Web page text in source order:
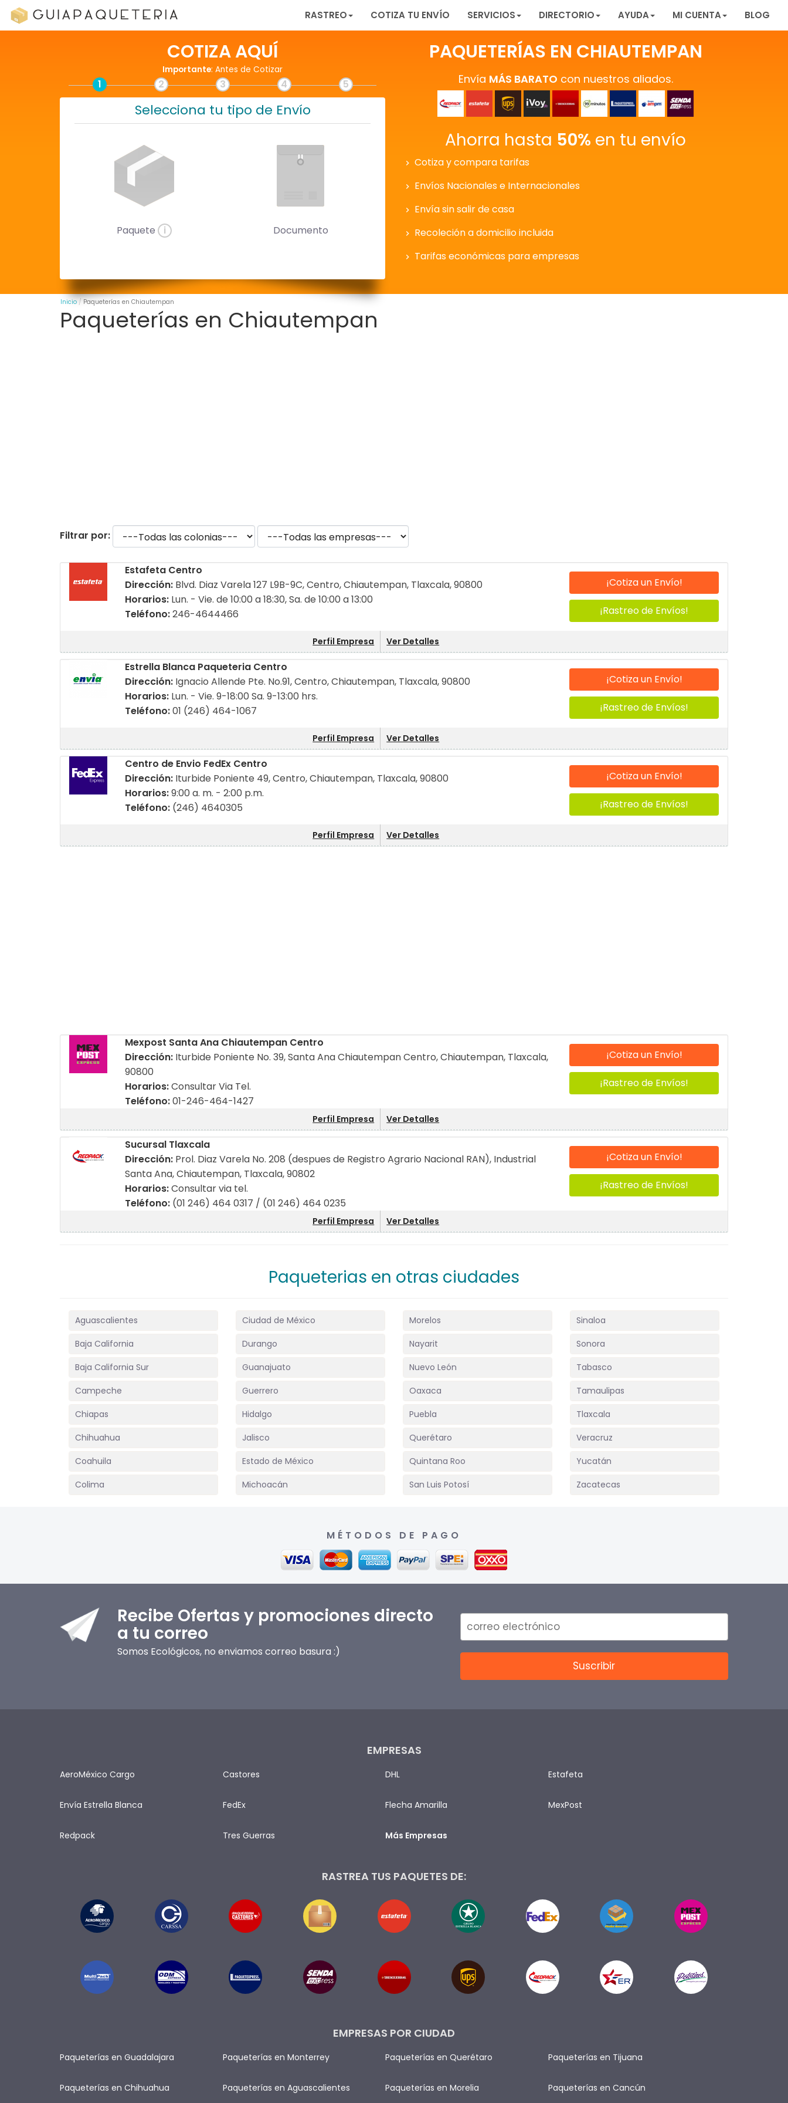
RASTREO COTIZA TU ENVÍO SERVICIOS DIRECTORIO AYUDA MI CUENTA BLOG
COTIZA AQUÍ
Importante: Antes de Cotizar
1 2 3 4 5
Selecciona tu tipo de Envío
Paquete i Documento
PAQUETERÍAS EN CHIAUTEMPAN
Envía MÁS BARATO con nuestros aliados.
Ahorra hasta 50% en tu envío
Cotiza y compara tarifas
Envíos Nacionales e Internacionales
Envía sin salir de casa
Recoleción a domicilio incluida
Tarifas económicas para empresas
Inicio Paqueterías en Chiautempan
Paqueterías en Chiautempan
Filtrar por:
Estafeta Centro
Dirección: Blvd. Diaz Varela 127 L9B-9C, Centro, Chiautempan, Tlaxcala, 90800
Horarios: Lun. - Vie. de 10:00 a 18:30, Sa. de 10:00 a 13:00
Teléfono:246-4644466
¡Cotiza un Envío!
¡Rastreo de Envíos!
Perfil Empresa Ver Detalles
Estrella Blanca Paqueteria Centro
Dirección: Ignacio Allende Pte. No.91, Centro, Chiautempan, Tlaxcala, 90800
Horarios: Lun. - Vie. 9-18:00 Sa. 9-13:00 hrs.
Teléfono:01 (246) 464-1067
¡Cotiza un Envío!
¡Rastreo de Envíos!
Perfil Empresa Ver Detalles
Centro de Envio FedEx Centro
Dirección: Iturbide Poniente 49, Centro, Chiautempan, Tlaxcala, 90800
Horarios:9:00 a. m. - 2:00 p.m.
Teléfono: (246) 4640305
¡Cotiza un Envío!
¡Rastreo de Envíos!
Perfil Empresa Ver Detalles
Mexpost Santa Ana Chiautempan Centro
Dirección: Iturbide Poniente No. 39, Santa Ana Chiautempan Centro, Chiautempan, Tlaxcala,
90800
Horarios:Consultar Via Tel.
Teléfono:01-246-464-1427
¡Cotiza un Envío!
¡Rastreo de Envíos!
Perfil Empresa Ver Detalles
Sucursal Tlaxcala
Dirección: Prol. Diaz Varela No. 208 (despues de Registro Agrario Nacional RAN), Industrial
Santa Ana, Chiautempan, Tlaxcala, 90802
Horarios:Consultar via tel.
Teléfono: (01 246) 464 0317 / (01 246) 464 0235
¡Cotiza un Envío!
¡Rastreo de Envíos!
Perfil Empresa Ver Detalles
Paqueterias en otras ciudades
Aguascalientes
Baja California
Baja California Sur
Campeche
Chiapas
Chihuahua
Coahuila
Colima
Ciudad de México
Durango
Guanajuato
Guerrero
Hidalgo
Jalisco
Estado de México
Michoacán
Morelos
Nayarit
Nuevo León
Oaxaca
Puebla
Querétaro
Quintana Roo
San Luis Potosí
Sinaloa
Sonora
Tabasco
Tamaulipas
Tlaxcala
Veracruz
Yucatán
Zacatecas
MÉTODOS DE PAGO
Recibe Ofertas y promociones directo
a tu correo
Somos Ecológicos, no enviamos correo basura :)
EMPRESAS
AeroMéxico Cargo Castores DHL Estafeta
Envía Estrella Blanca FedEx Flecha Amarilla MexPost
Redpack Tres Guerras Más Empresas
RASTREA TUS PAQUETES DE:
EMPRESAS POR CIUDAD
Paqueterías en Guadalajara Paqueterías en Monterrey Paqueterías en Querétaro Paqueterías en Tijuana
Paqueterías en Chihuahua Paqueterías en Aguascalientes Paqueterías en Morelia Paqueterías en Cancún